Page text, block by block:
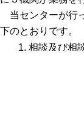
当センターが行
下のとおりです。
相談及び相